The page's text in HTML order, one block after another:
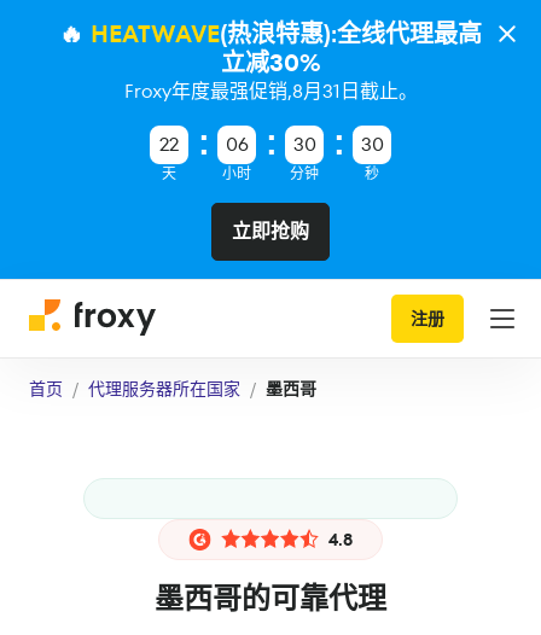
🔥 HEATWAVE(热浪特惠):全线代理最高
立减30%
Froxy年度最强促销,8月31日截止。
22
天
06
小时
30
分钟
29
秒
立即抢购
注册
首页 代理服务器所在国家 墨西哥
4.8
墨西哥的可靠代理